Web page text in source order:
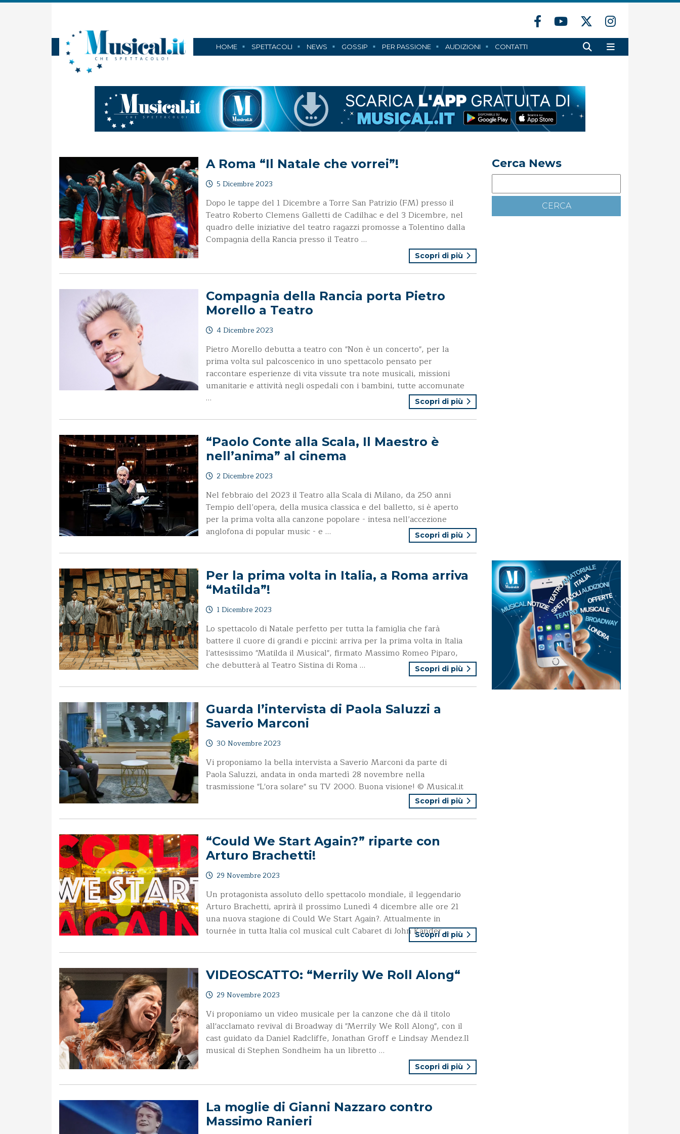
HOME SPETTACOLI NEWS GOSSIP PER PASSIONE AUDIZIONI CONTATTI
A Roma “Il Natale che vorrei”!
5 Dicembre 2023
Dopo le tappe del 1 Dicembre a Torre San Patrizio (FM) presso il
Teatro Roberto Clemens Galletti de Cadilhac e del 3 Dicembre, nel
quadro delle iniziative del teatro ragazzi promosse a Tolentino dalla
Compagnia della Rancia presso il Teatro …
Scopri di più
Compagnia della Rancia porta Pietro
Morello a Teatro
4 Dicembre 2023
Pietro Morello debutta a teatro con "Non è un concerto", per la
prima volta sul palcoscenico in uno spettacolo pensato per
raccontare esperienze di vita vissute tra note musicali, missioni
umanitarie e attività negli ospedali con i bambini, tutte accomunate
…
Scopri di più
“Paolo Conte alla Scala, Il Maestro è
nell’anima” al cinema
2 Dicembre 2023
Nel febbraio del 2023 il Teatro alla Scala di Milano, da 250 anni
Tempio dell’opera, della musica classica e del balletto, si è aperto
per la prima volta alla canzone popolare - intesa nell’accezione
anglofona di popular music - e …
Scopri di più
Per la prima volta in Italia, a Roma arriva
“Matilda”!
1 Dicembre 2023
Lo spettacolo di Natale perfetto per tutta la famiglia che farà
battere il cuore di grandi e piccini: arriva per la prima volta in Italia
l'attesissimo "Matilda il Musical", firmato Massimo Romeo Piparo,
che debutterà al Teatro Sistina di Roma …
Scopri di più
Guarda l’intervista di Paola Saluzzi a
Saverio Marconi
30 Novembre 2023
Vi proponiamo la bella intervista a Saverio Marconi da parte di
Paola Saluzzi, andata in onda martedì 28 novembre nella
trasmissione "L'ora solare" su TV 2000. Buona visione! © Musical.it
Scopri di più
“Could We Start Again?” riparte con
Arturo Brachetti!
29 Novembre 2023
Un protagonista assoluto dello spettacolo mondiale, il leggendario
Arturo Brachetti, aprirà il prossimo Lunedì 4 dicembre alle ore 21
una nuova stagione di Could We Start Again?. Attualmente in
tournée in tutta Italia col musical cult Cabaret di John Kander …
Scopri di più
VIDEOSCATTO: “Merrily We Roll Along“
29 Novembre 2023
Vi proponiamo un video musicale per la canzone che dà il titolo
all'acclamato revival di Broadway di "Merrily We Roll Along", con il
cast guidato da Daniel Radcliffe, Jonathan Groff e Lindsay Mendez.Il
musical di Stephen Sondheim ha un libretto …
Scopri di più
La moglie di Gianni Nazzaro contro
Massimo Ranieri
Cerca News